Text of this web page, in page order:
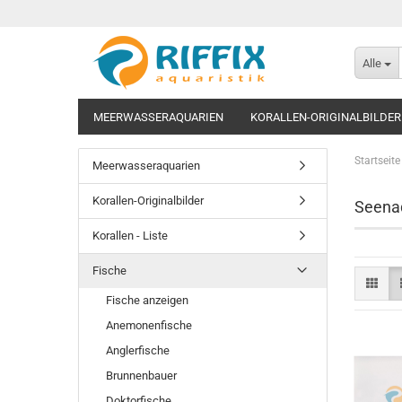
Alle
MEERWASSERAQUARIEN KORALLEN-ORIGINALBILDER
Startseite
Meerwasseraquarien
Korallen-Originalbilder
Korallen - Liste
Fische
Fische anzeigen
Anemonenfische
Anglerfische
Brunnenbauer